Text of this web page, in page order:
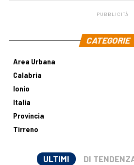
PUBBLICITÀ
CATEGORIE
Area Urbana
Calabria
Ionio
Italia
Provincia
Tirreno
ULTIMI DI